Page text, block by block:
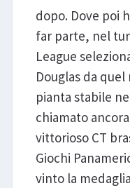
dopo. Dove poi
far parte, nel
League
Douglas da
pianta stabile
chiamato
vittorioso CT
Giochi
vinto la